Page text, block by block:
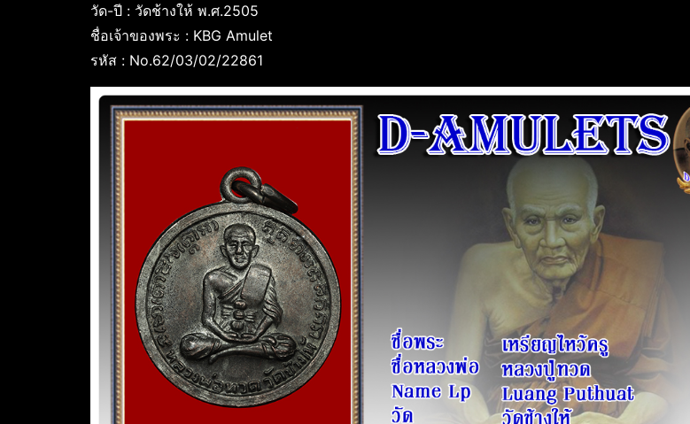
วัด-ปี : วัดช้างให้ พ.ศ.2505
ชื่อเจ้าของพระ : KBG Amulet
รหัส : No.62/03/02/22861